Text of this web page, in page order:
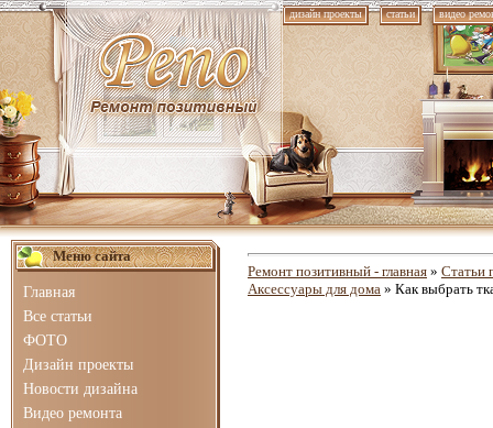
дизайн проекты статьи видео
Меню сайта
Главная
Все статьи
ФОТО
Дизайн проекты
Новости дизайна
Видео ремонта
Ремонт позитивный - главная » Статьи
Аксессуары для дома » Как выбрать